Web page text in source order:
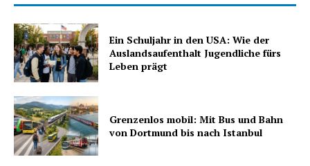
Ein Schuljahr in den USA: Wie der
Auslandsaufenthalt Jugendliche fürs
Leben prägt
Grenzenlos mobil: Mit Bus und Bahn
von Dortmund bis nach Istanbul